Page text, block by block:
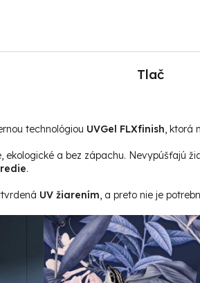
Tlač
technológiou UVGel FLXfinish, ktorá
ekologické a bez zápachu. Nevypúšťajú
.
UV žiarením, a preto nie je